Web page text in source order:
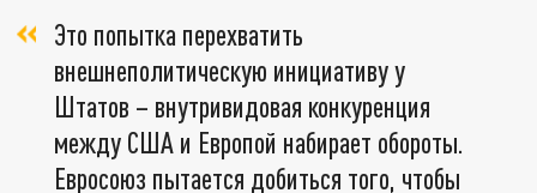
Это попытка перехватить
внешнеполитическую инициативу у
Штатов – внутривидовая конкуренция
между США и Европой набирает обороты.
Евросоюз пытается добиться того, чтобы